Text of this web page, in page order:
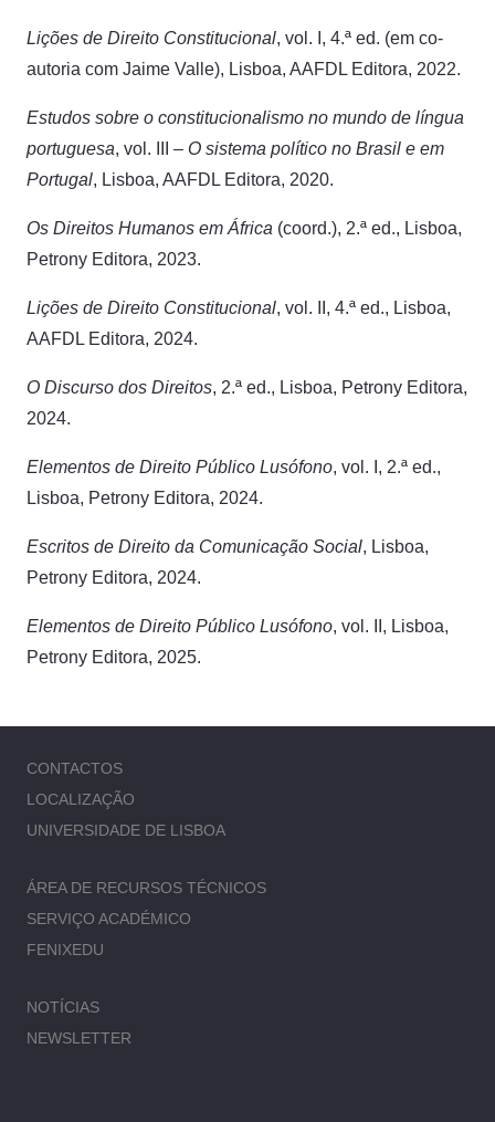
Lições de Direito Constitucional, vol. I, 4.ª ed. (em co-
autoria com Jaime Valle), Lisboa, AAFDL Editora, 2022.
Estudos sobre o constitucionalismo no mundo de língua
portuguesa, vol. III – O sistema político no Brasil e em
Portugal, Lisboa, AAFDL Editora, 2020.
Os Direitos Humanos em África (coord.), 2.ª ed., Lisboa,
Petrony Editora, 2023.
Lições de Direito Constitucional, vol. II, 4.ª ed., Lisboa,
AAFDL Editora, 2024.
O Discurso dos Direitos, 2.ª ed., Lisboa, Petrony Editora,
2024.
Elementos de Direito Público Lusófono, vol. I, 2.ª ed.,
Lisboa, Petrony Editora, 2024.
Escritos de Direito da Comunicação Social, Lisboa,
Petrony Editora, 2024.
Elementos de Direito Público Lusófono, vol. II, Lisboa,
Petrony Editora, 2025.
CONTACTOS
LOCALIZAÇÃO
UNIVERSIDADE DE LISBOA
ÁREA DE RECURSOS TÉCNICOS
SERVIÇO ACADÉMICO
FENIXEDU
NOTÍCIAS
NEWSLETTER